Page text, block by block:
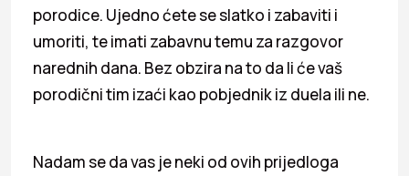
porodice. Ujedno ćete se slatko i zabaviti i
umoriti, te imati zabavnu temu za razgovor
narednih dana. Bez obzira na to da li će vaš
porodični tim izaći kao pobjednik iz duela ili ne.
Nadam se da vas je neki od ovih prijedloga